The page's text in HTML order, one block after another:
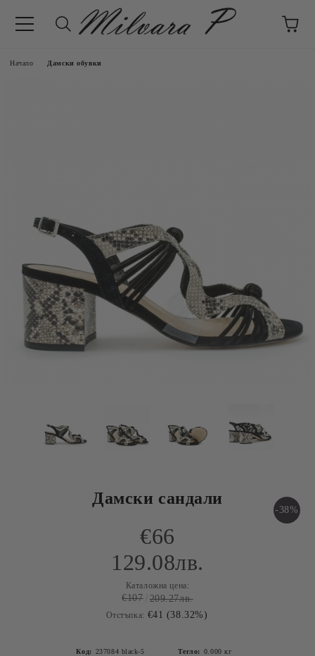
Начало Дамски обувки
Дамски сандали
-38%
€66
129.08лв.
Каталожна цена:
€107 209.27лв.
Отстъпка: €41 (38.32%)
Код: 237084 black-5 Тегло: 0.000 кг